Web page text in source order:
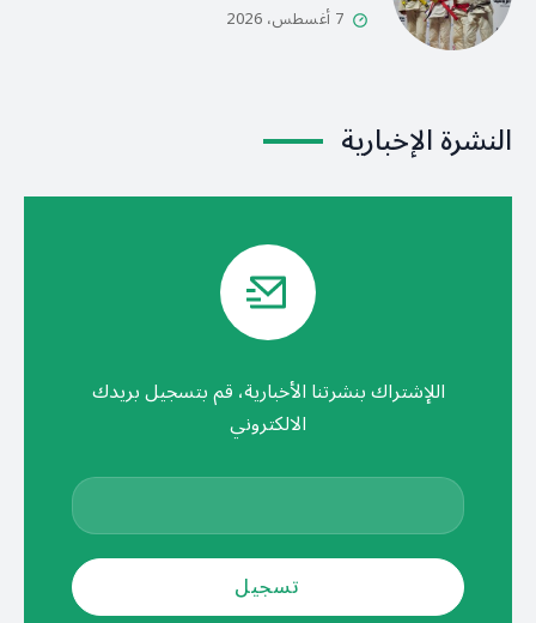
7 أغسطس، 2026
النشرة الإخبارية
اللإشتراك بنشرتنا الأخبارية، قم بتسجيل بريدك
الالكتروني